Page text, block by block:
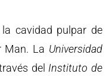
cavidad pulpar de
Man. La Universidad
del Instituto de